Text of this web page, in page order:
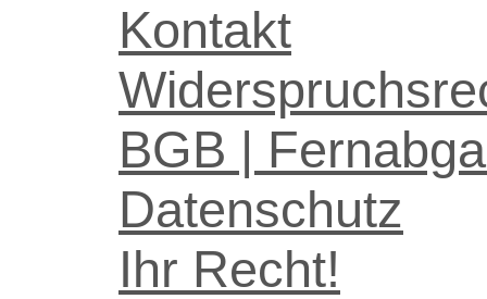
Kontakt
BGB |
Datenschutz
Ihr Recht!